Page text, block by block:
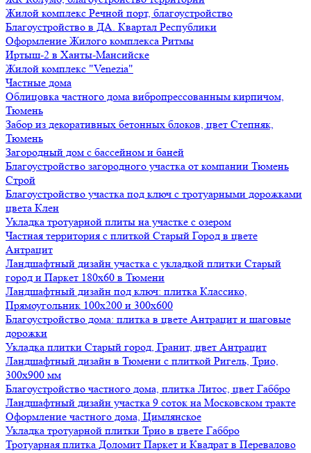
Жилой комплекс Речной порт, благоустройство
Благоустройство в ДА. Квартал Республики
Оформление Жилого комплекса Ритмы
Иртыш-2 в Ханты-Мансийске
Жилой комплекс "Venezia"
Частные дома
Облицовка частного дома вибропрессованным кирпичом,
Тюмень
Забор из декоративных бетонных блоков, цвет Степняк,
Тюмень
Загородный дом с бассейном и баней
Благоустройство загородного участка от компании Тюмень
Строй
Благоустройство участка под ключ с тротуарными дорожками
цвета Клен
Укладка тротуарной плиты на участке с озером
Частная территория с плиткой Старый Город в цвете
Антрацит
Ландшафтный дизайн участка с укладкой плитки Старый
город и Паркет 180х60 в Тюмени
Ландшафтный дизайн под ключ: плитка Классико,
Прямоугольник 100х200 и 300х600
Благоустройство дома: плитка в цвете Антрацит и шаговые
дорожки
Укладка плитки Старый город, Гранит, цвет Антрацит
Ландшафтный дизайн в Тюмени с плиткой Ригель, Трио,
300х900 мм
Благоустройство частного дома, плитка Литос, цвет Габбро
Ландшафтный дизайн участка 9 соток на Московском тракте
Оформление частного дома, Цимлянское
Укладка тротуарной плитки Трио в цвете Габбро
Тротуарная плитка Доломит Паркет и Квадрат в Перевалово